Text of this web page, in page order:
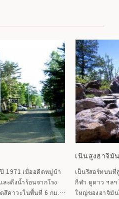
1971 เมื่ออดีตหมู่บ้า
ะดึงน้ำร้อนจากโรง
คาวะในพื้นที่ 6 กม.
เนินสูงฮาจิมั
เป็นรีสอร์ทบนที่
กีฬา ดูดาว ฯลฯ
ใหญ่ของฮาจิมันไต คุณสามารถใช้เวลาอันหรู